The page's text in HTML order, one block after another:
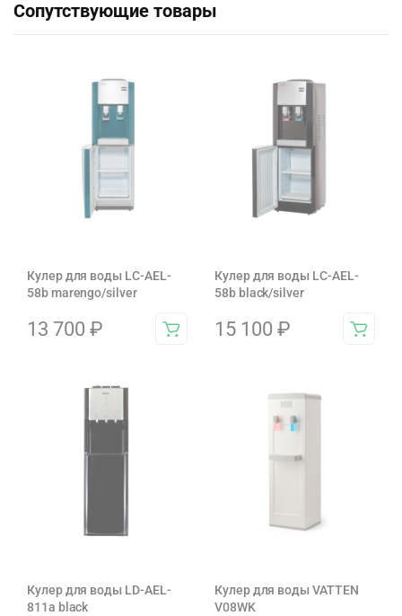
Сопутствующие товары
Кулер для воды LC-AEL-
58b marengo/silver
13 700 ₽
Кулер для воды LC-AEL-
58b black/silver
15 100 ₽
Кулер для воды LD-AEL-
811a black
Кулер для воды VATTEN
V08WK